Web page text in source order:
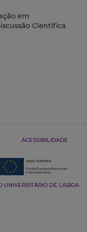
em
Científica
ACESSIBILIDADE
UNIVERSITÁRIO DE LISBOA